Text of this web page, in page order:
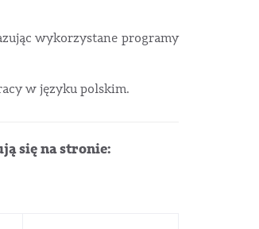
wykorzystane programy
w języku polskim.
się na stronie: